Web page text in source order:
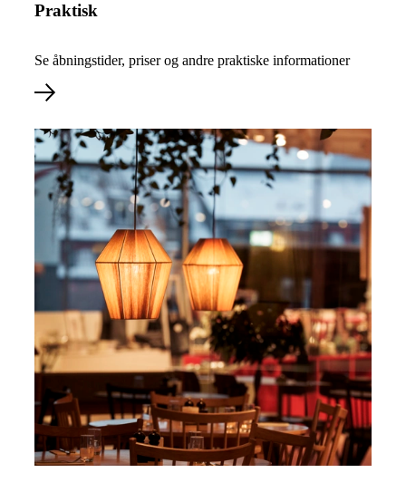
Praktisk
Se åbningstider, priser og andre praktiske informationer